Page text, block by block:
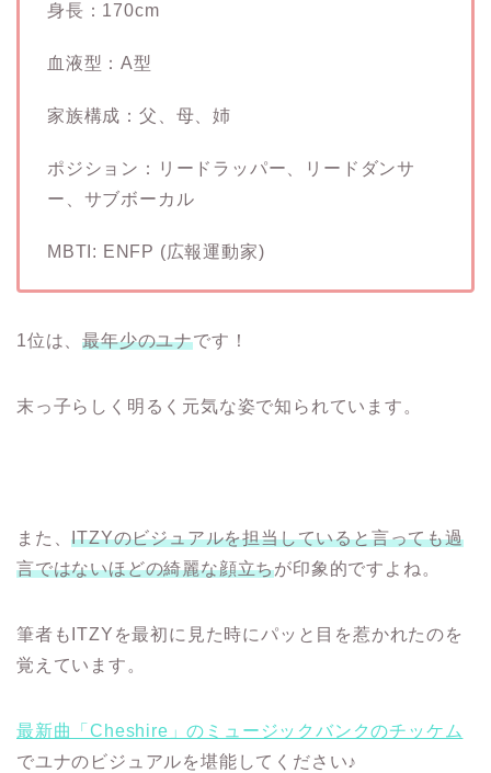
身長：170cm
血液型：A型
家族構成：父、母、姉
ポジション：リードラッパー、リードダンサ
ー、サブボーカル
MBTI: ENFP (広報運動家)
1位は、最年少のユナです！
末っ子らしく明るく元気な姿で知られています。
また、ITZYのビジュアルを担当していると言っても過
言ではないほどの綺麗な顔立ちが印象的ですよね。
筆者もITZYを最初に見た時にパッと目を惹かれたのを
覚えています。
最新曲「Cheshire」のミュージックバンクのチッケム
でユナのビジュアルを堪能してください♪